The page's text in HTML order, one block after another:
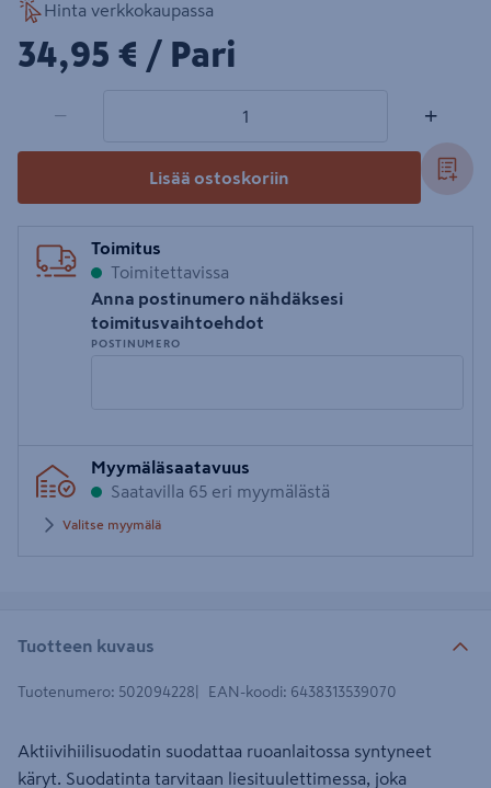
Hinta verkkokaupassa
34,95€/Pari
34,95 € / Pari
− +
Lisää ostoskoriin
Toimitus
Toimitettavissa
Anna postinumero nähdäksesi
toimitusvaihtoehdot
POSTINUMERO
postinumero
Myymäläsaatavuus
Saatavilla 65 eri myymälästä
Valitse myymälä
Tuotteen kuvaus
Tuotenumero: 502094228 EAN-koodi: 6438313539070
Aktiivihiilisuodatin suodattaa ruoanlaitossa syntyneet
käryt. Suodatinta tarvitaan liesituulettimessa, joka